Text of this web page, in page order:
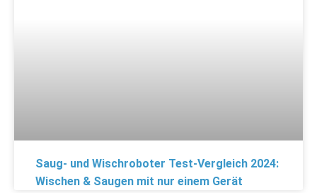
Saug- und Wischroboter Test-Vergleich 2024:
Wischen & Saugen mit nur einem Gerät